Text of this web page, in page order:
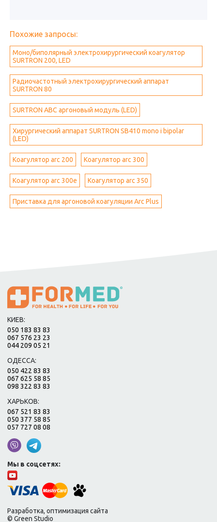
Похожие запросы:
Моно/биполярный электрохирургический коагулятор
SURTRON 200, LED
Радиочастотный электрохирургический аппарат
SURTRON 80
SURTRON ABC аргоновый модуль (LED)
Хирургический аппарат SURTRON SB410 mono i bipolar
(LED)
Коагулятор arc 200 Коагулятор arc 300
Коагулятор arc 300e Коагулятор arc 350
Приставка для аргоновой коагуляции Arc Plus
КИЕВ:
050 183 83 83
067 576 23 23
044 209 05 21
ОДЕССА:
050 422 83 83
067 625 58 85
098 322 83 83
ХАРЬКОВ:
067 521 83 83
050 377 58 85
057 727 08 08
Мы в соцсетях:
Разработка, оптимизация сайта
© Green Studio